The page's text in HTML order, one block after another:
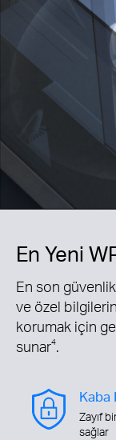
En Yeni
En son güvenlik
ve özel
korumak için
sunar4.
Kaba
Zayıf
sağlar